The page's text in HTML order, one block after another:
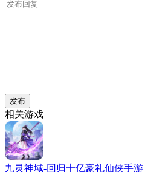
发布
相关游戏
九灵神域-回归十亿豪礼仙侠手游